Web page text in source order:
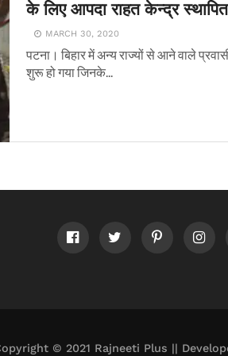
के लिए आपदा राहत केन्द्र स्थापित
MARCH 30, 2020
पटना। बिहार में अन्य राज्यों से आने वाले
शुरू हो गया जिनके...
© 2021 Rajneeti Plus ||